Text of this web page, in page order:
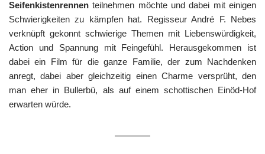
Seifenkistenrennen teilnehmen möchte und dabei mit einigen
Schwierigkeiten zu kämpfen hat. Regisseur André F. Nebes
verknüpft gekonnt schwierige Themen mit Liebenswürdigkeit,
Action und Spannung mit Feingefühl. Herausgekommen ist
dabei ein Film für die ganze Familie, der zum Nachdenken
anregt, dabei aber gleichzeitig einen Charme versprüht, den
man eher in Bullerbü, als auf einem schottischen Einöd-Hof
erwarten würde.